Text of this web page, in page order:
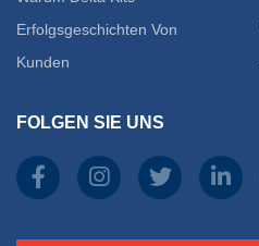
Erfolgsgeschichten Von
Kunden
FOLGEN SIE UNS